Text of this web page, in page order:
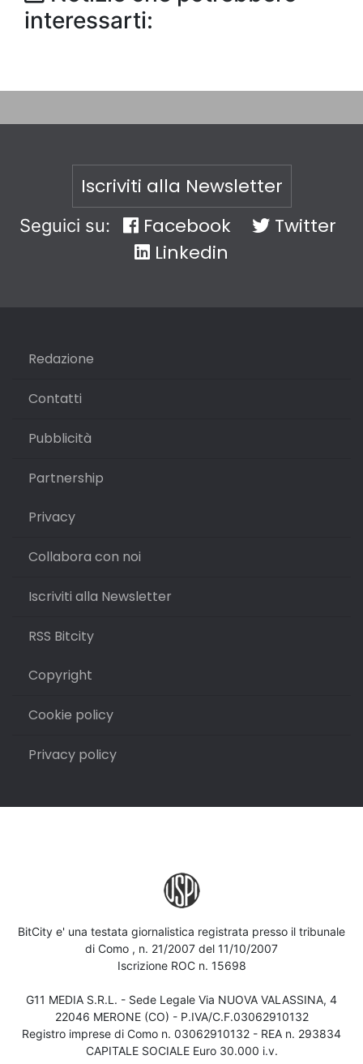
interessarti:
Iscriviti alla Newsletter
Seguici su: Facebook
Twitter
Linkedin
Redazione
Contatti
Pubblicità
Partnership
Privacy
Collabora con noi
Iscriviti alla Newsletter
RSS Bitcity
Copyright
Cookie policy
Privacy policy
BitCity e' una testata giornalistica registrata presso il tribunale
di Como , n. 21/2007 del 11/10/2007
Iscrizione ROC n. 15698
G11 MEDIA S.R.L. - Sede Legale Via NUOVA VALASSINA, 4
22046 MERONE (CO) - P.IVA/C.F.03062910132
Registro imprese di Como n. 03062910132 - REA n. 293834
CAPITALE SOCIALE Euro 30.000 i.v.